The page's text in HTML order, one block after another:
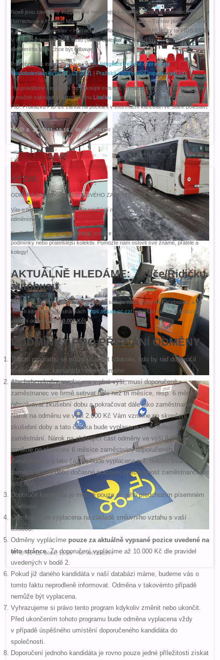
13. 12. 2021, 13:58 AKTUALITY
Nově jsou zavedeny integrované mezikrajské linky do Semil a o víkendech do
Harrachova a Horních Míseček kde bude v úseku Praha – Turnov platit tarif PID a
v úseku Mladá Boleslav – Harrachov a Mladá Boleslav – H.Mísečky tarif IDS IDOL.
V úseku s platností obou tarifů (Mladá Boleslav – Turnov) si cestující může zvolit
dle kterého tarifu chce být odbaven.
Podrobnosti k integraci jsou na webuIntegrace veřejné dopravy na
Mladoboleslavsku od 12. 12. 2021 | Pražská integrovaná doprava (pid.cz)
Pro pravidelné cestování lze zakoupit měsíční, čtvrtletní nebo roční jízdné. Jízdné
je možné zakoupit elektronicky na Lítačkunebo v papírové podobě k průkazce
PID. Průkazku PID lze zařídit na počkání v informační kanceláři ve Staré Boleslavi.
6. 12. 2021, 19:16 AKTUALITY
VÝZVA
ODMĚNA ZA DOPORUČENÍ NOVÉHO ZAMĚSTNANCE !!!
Víte o někom, kdo se může stát součástí našeho týmu? Za doporučení Vás
odměníme!
Kvalitní pracovníci práci nehledají, protože ji často už mají. Případně hledají lepší
podmínky nebo přátelštější kolektiv. Pomozte nám oslovit své známé, přátele a
kolegy!
AKTUÁLNĚ HLEDÁME: řidiče/Řidičku
autobusu
Zapojte do hledání i své známé a rodinu, sdílejte naši výzvu na Facebooku a na
našich internetových stránkách https://csad-sc.cz/– zvýšíte tak svou šanci na
získání odměny až10.000 Kč!
PODMÍNKY PRO PŘIZNÁNÍ ODMĚNY
Tohoto programu se může účastnit kdokoliv, kdo by rád doporučil
svého kolegu, kamaráda nebo známého.
Aby byla odměna vyplacena v plné výši, musí doporučený
zaměstnanec ve firmě setrvat déle než tři měsíce, resp. 6 měsíců
(absolvovat zkušební dobu a pokračovat dále jako zaměstnanec).
Nárok na odměnu ve výši 2.000 Kč Vám vznikne po skončení
zkušební doby a tato částka bude vyplacena ve 4. měsíci trvání
zaměstnání. Nárok na zbývající část odměny ve výši 8.000 Kč Vám
vznikne po skončení 6 měsíce zaměstnání doporučeného
zaměstnance a tato částka bude vyplacena v 7. měsíci trvání
zaměstnání. O dobu dočasné pracovní neschopnost zaměstnance se
tyto lhůty prodlužují.
Doporučit kandidáta je možné pouze po jeho předchozím písemném
souhlasu.
Odměna bude vyplacena na základě smluvního vztahu s vaší
osobou.
Odměny vyplácíme pouze za aktuálně vypsané pozice uvedené na
této stránce. Za doporučení vyplácíme až 10.000 Kč dle pravidel
uvedených v bodě 2.
Pokud již daného kandidáta v naší databázi máme, budeme vás o
tomto faktu neprodleně informovat. Odměna v takovémto případě
nemůže být vyplacena.
Vyhrazujeme si právo tento program kdykoliv změnit nebo ukončit.
Před ukončením tohoto programu bude odměna vyplacena vždy
v případě úspěšného umístění doporučeného kandidáta do
společnosti.
Doporučení jednoho kandidáta je rovno pouze jedné příležitosti získat